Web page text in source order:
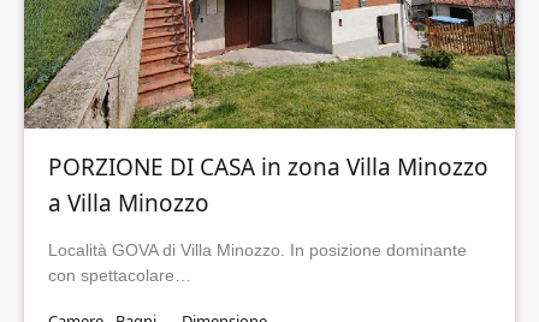
PORZIONE DI CASA in zona Villa Minozzo
a Villa Minozzo
Località GOVA di Villa Minozzo. In posizione dominante
con spettacolare…